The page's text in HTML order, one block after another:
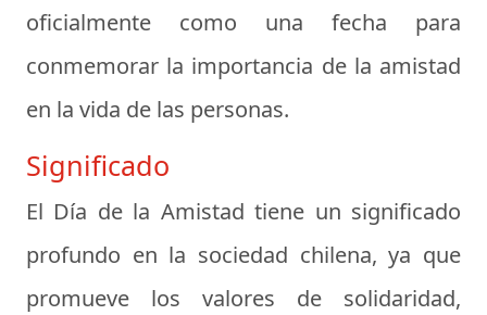
oficialmente como una fecha para
conmemorar la importancia de la amistad
en la vida de las personas.
Significado
El Día de la Amistad tiene un significado
profundo en la sociedad chilena, ya que
promueve los valores de solidaridad,